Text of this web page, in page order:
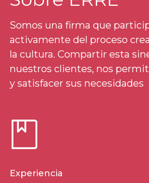
Somos una firma que
activamente del proceso
la cultura. Compartir esta
nuestros clientes, nos
y satisfacer sus necesidades
Experiencia